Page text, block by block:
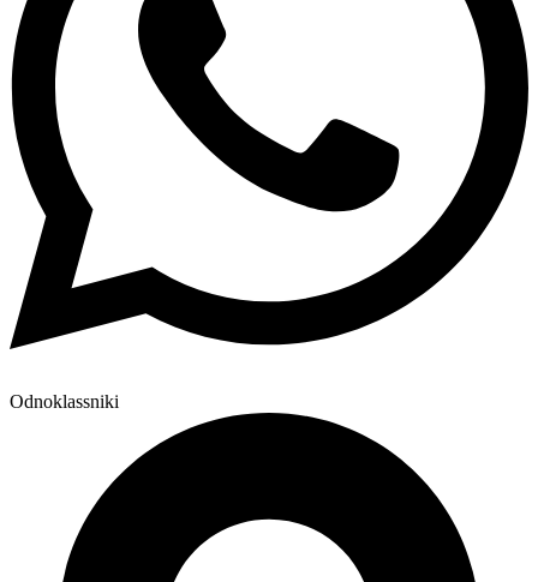
Odnoklassniki